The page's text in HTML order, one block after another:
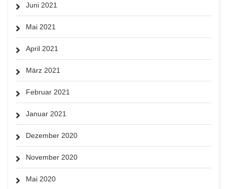
Juni 2021
Mai 2021
April 2021
März 2021
Februar 2021
Januar 2021
Dezember 2020
November 2020
Mai 2020